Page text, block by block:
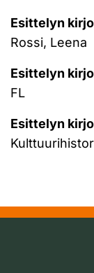
Esittelyn
Rossi, Leena
Esittelyn
FL
Esittelyn